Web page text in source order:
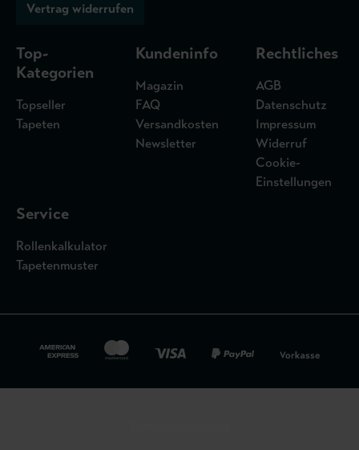
Vertrag widerrufen
Top-
Kategorien
Topseller
Tapeten
Kundeninfo
Magazin
FAQ
Versandkosten
Newsletter
Rechtliches
AGB
Datenschutz
Impressum
Widerruf
Cookie-
Einstellungen
Service
Rollenkalkulator
Tapetenmuster